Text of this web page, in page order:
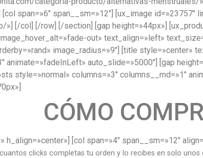
span=»6″ span__sm=»12″] [ux_image id=»23757″
»] [/col] [/row] [/section] [gap height=»44px»]
out» text_align=»left»
image_radius=»9″] [title
auto_slide=»5000″] [gap
style=»normal» columns=»3″ columns__md=»1″
CÓMO
[col span=»4″ span__sm=»12″
clicks completas tu orden y lo recibes en solo unos